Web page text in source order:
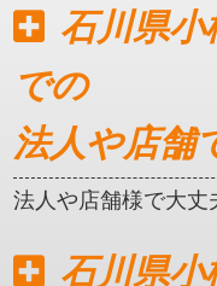
石川県
での
法人や店舗
法人や店舗様で大丈
石川県